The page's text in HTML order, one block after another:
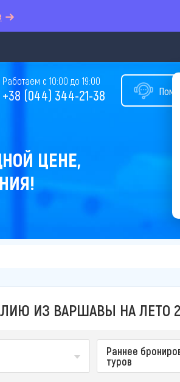
Работаем с 10:00 до 19:00
+38 (044) 344-21-38
ЦЕНЕ,
ИЗ ВАРШАВЫ НА ЛЕТО
Раннее
туров